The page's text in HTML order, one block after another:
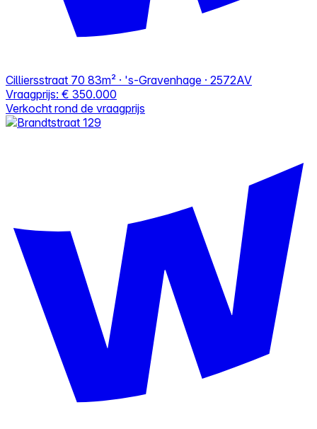
Cilliersstraat 70 83m² · 's-Gravenhage · 2572AV
Vraagprijs: € 350.000
Verkocht rond de vraagprijs